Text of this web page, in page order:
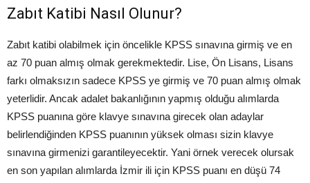
Zabıt Katibi Nasıl Olunur?
Zabıt katibi olabilmek için öncelikle KPSS sınavına girmiş ve en
az 70 puan almış olmak gerekmektedir. Lise, Ön Lisans, Lisans
farkı olmaksızın sadece KPSS ye girmiş ve 70 puan almış olmak
yeterlidir. Ancak adalet bakanlığının yapmış olduğu alımlarda
KPSS puanına göre klavye sınavına girecek olan adaylar
belirlendiğinden KPSS puanının yüksek olması sizin klavye
sınavına girmenizi garantileyecektir. Yani örnek verecek olursak
en son yapılan alımlarda İzmir ili için KPSS puanı en düşü 74